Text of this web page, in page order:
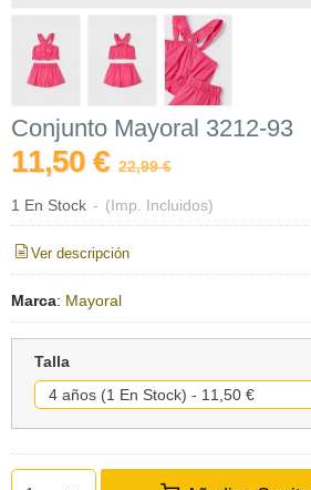
Conjunto Mayoral 3212-93
11,50 € 22,99 €
1 En Stock - (Imp. Incluidos)
Ver descripción
Marca: Mayoral
Talla